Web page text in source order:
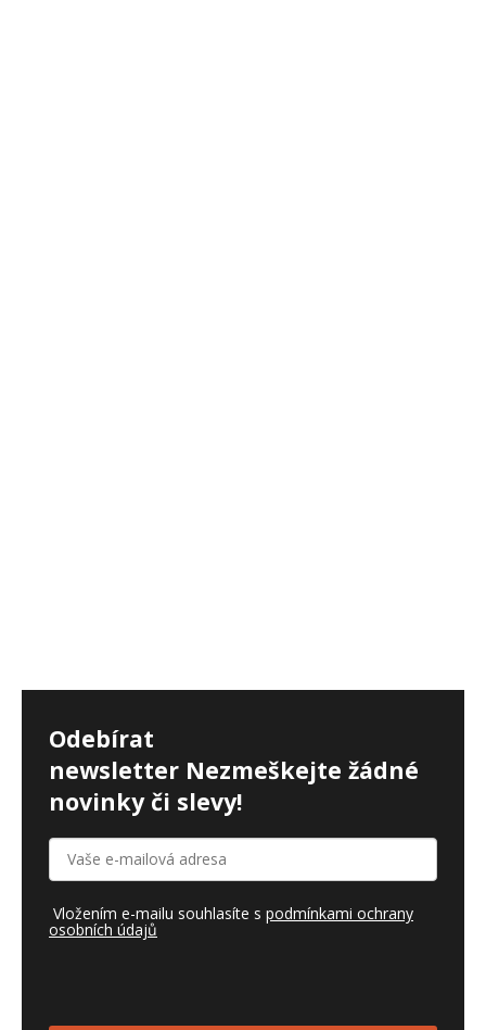
Odebírat
newsletter Nezmeškejte žádné
novinky či slevy!
Vložením e-mailu souhlasíte s podmínkami ochrany
osobních údajů